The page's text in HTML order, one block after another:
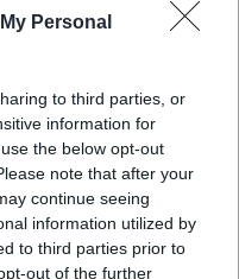
Personal
to third parties, or
information for
the below opt-out
note that after your
continue seeing
information utilized by
to third parties prior to
out of the further
- 12:58
ευρώ: Πότε ξεκινάει
για ΝΕΟΥΣ
- 16:30